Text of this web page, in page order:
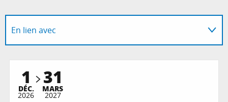
En lien avec
Est organisé dans le cadre de ...
1
DÉC.
2026
31
MARS
2027